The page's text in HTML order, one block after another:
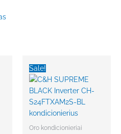
Sale!
Oro kondicionieriai
was:
€1,917.00.
is:
€1,534.00.